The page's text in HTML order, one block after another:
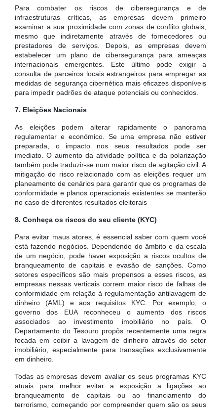
Para combater os riscos de cibersegurança e de
infraestruturas críticas, as empresas devem primeiro
examinar a sua proximidade com zonas de conflito globais,
mesmo que indiretamente através de fornecedores ou
prestadores de serviços. Depois, as empresas devem
estabelecer um plano de cibersegurança para ameaças
internacionais emergentes. Este último pode exigir a
consulta de parceiros locais estrangeiros para empregar as
medidas de segurança cibernética mais eficazes disponíveis
para impedir padrões de ataque potenciais ou conhecidos.
7. Eleições Nacionais
As eleições podem alterar rapidamente o panorama
regulamentar e económico. Se uma empresa não estiver
preparada, o impacto nos seus resultados pode ser
imediato. O aumento da atividade política e da polarização
também pode traduzir-se num maior risco de agitação civil. A
mitigação do risco relacionado com as eleições requer um
planeamento de cenários para garantir que os programas de
conformidade e planos operacionais existentes se manterão
no caso de diferentes resultados eleitorais
8. Conheça os riscos do seu cliente (KYC)
Para evitar maus atores, é essencial saber com quem você
está fazendo negócios. Dependendo do âmbito e da escala
de um negócio, pode haver exposição a riscos ocultos de
branqueamento de capitais e evasão de sanções. Como
setores específicos são mais propensos a esses riscos, as
empresas nessas verticais correm maior risco de falhas de
conformidade em relação à regulamentação antilavagem de
dinheiro (AML) e aos requisitos KYC. Por exemplo, o
governo dos EUA reconheceu o aumento dos riscos
associados ao investimento imobiliário no país. O
Departamento do Tesouro propôs recentemente uma regra
focada em coibir a lavagem de dinheiro através do setor
imobiliário, especialmente para transações exclusivamente
em dinheiro.
Todas as empresas devem avaliar os seus programas KYC
atuais para melhor evitar a exposição a ligações ao
branqueamento de capitais ou ao financiamento do
terrorismo, começando por compreender quem são os seus